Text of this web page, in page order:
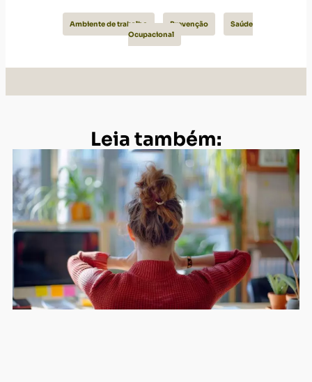
Ambiente de trabalho Prevenção
Saúde
Ocupacional
Leia também: